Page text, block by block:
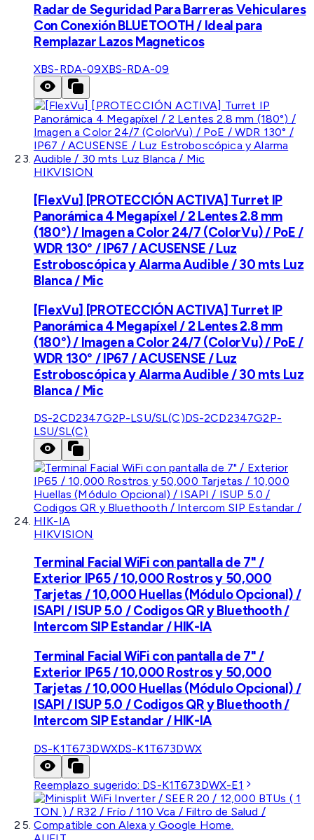
Radar de Seguridad Para Barreras Vehiculares
Con Conexión BLUETOOTH / Ideal para
Remplazar Lazos Magneticos
XBS-RDA-09XBS-RDA-09
HIKVISION
[FlexVu] [PROTECCIÓN ACTIVA] Turret IP
Panorámica 4 Megapíxel / 2 Lentes 2.8 mm
(180°) / Imagen a Color 24/7 (ColorVu) / PoE /
WDR 130° / IP67 / ACUSENSE / Luz
Estroboscópica y Alarma Audible / 30 mts Luz
Blanca / Mic
[FlexVu] [PROTECCIÓN ACTIVA] Turret IP
Panorámica 4 Megapíxel / 2 Lentes 2.8 mm
(180°) / Imagen a Color 24/7 (ColorVu) / PoE /
WDR 130° / IP67 / ACUSENSE / Luz
Estroboscópica y Alarma Audible / 30 mts Luz
Blanca / Mic
DS-2CD2347G2P-LSU/SL(C)DS-2CD2347G2P-
LSU/SL(C)
HIKVISION
Terminal Facial WiFi con pantalla de 7" /
Exterior IP65 / 10,000 Rostros y 50,000
Tarjetas / 10,000 Huellas (Módulo Opcional) /
ISAPI / ISUP 5.0 / Codigos QR y Bluethooth /
Intercom SIP Estandar / HIK-IA
Terminal Facial WiFi con pantalla de 7" /
Exterior IP65 / 10,000 Rostros y 50,000
Tarjetas / 10,000 Huellas (Módulo Opcional) /
ISAPI / ISUP 5.0 / Codigos QR y Bluethooth /
Intercom SIP Estandar / HIK-IA
DS-K1T673DWXDS-K1T673DWX
Reemplazo sugerido: DS-K1T673DWX-E1